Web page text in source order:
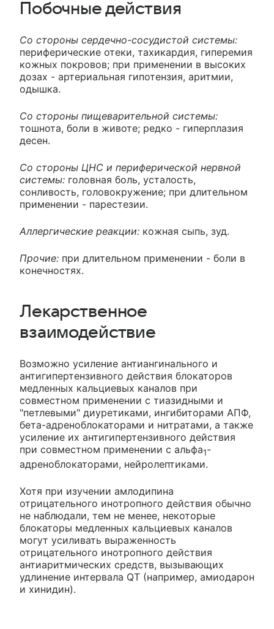
Побочные действия
Со стороны сердечно-сосудистой системы:
периферические отеки, тахикардия, гиперемия
кожных покровов; при применении в высоких
дозах - артериальная гипотензия, аритмии,
одышка.
Со стороны пищеварительной системы:
тошнота, боли в животе; редко - гиперплазия
десен.
Со стороны ЦНС и периферической нервной
системы: головная боль, усталость,
сонливость, головокружение; при длительном
применении - парестезии.
Аллергические реакции: кожная сыпь, зуд.
Прочие: при длительном применении - боли в
конечностях.
Лекарственное
взаимодействие
Возможно усиление антиангинального и
антигипертензивного действия блокаторов
медленных кальциевых каналов при
совместном применении с тиазидными и
"петлевыми" диуретиками, ингибиторами АПФ,
бета-адреноблокаторами и нитратами, а также
усиление их антигипертензивного действия
при совместном применении с альфа1-
адреноблокаторами, нейролептиками.
Хотя при изучении амлодипина
отрицательного инотропного действия обычно
не наблюдали, тем не менее, некоторые
блокаторы медленных кальциевых каналов
могут усиливать выраженность
отрицательного инотропного действия
антиаритмических средств, вызывающих
удлинение интервала QT (например, амиодарон
и хинидин).